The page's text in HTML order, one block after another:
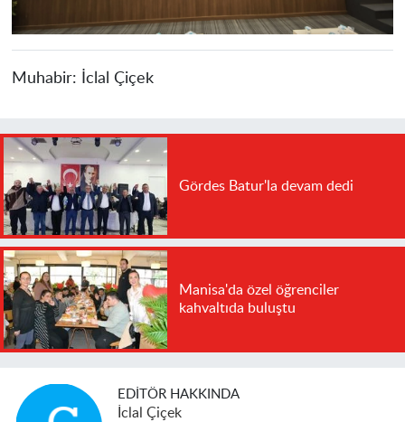
Muhabir: İclal Çiçek
Gördes Batur'la devam dedi
Manisa'da özel öğrenciler
kahvaltıda buluştu
EDITÖR HAKKINDA
İclal Çiçek